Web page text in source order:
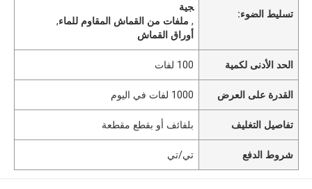
تسليط الضوء:
جية
, ملفات من القماش المقاوم للماء,
أوراق القماش
الحد الأدنى لكمية 100 لفات
القدرة على العرض 1000 لفات في اليوم
تفاصيل التغليف بلفائف أو بقطع مقطعة
شروط الدفع تي/تي